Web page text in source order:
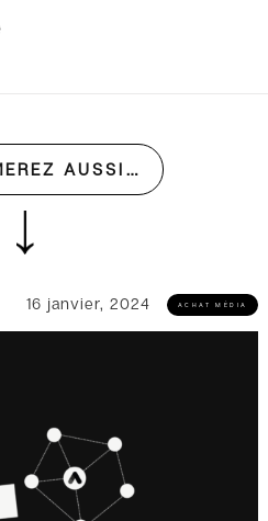
AUSSI…